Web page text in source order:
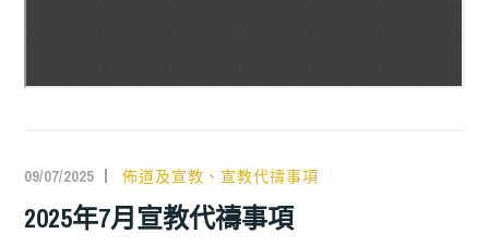
09/07/2025 佈道及宣教 、 宣教代禱事項
2025年7月宣教代禱事項